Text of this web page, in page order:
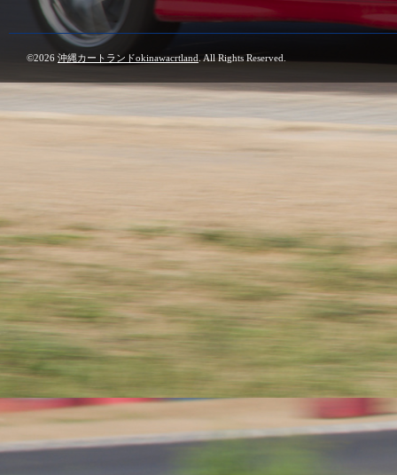
©2026 沖縄カートランドokinawacrtland . All Rights Reserved.